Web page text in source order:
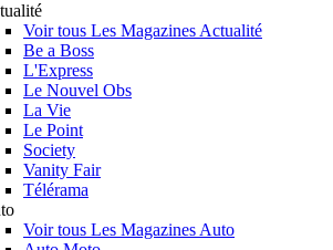
Voir tous Les Magazines Actualité
Be a Boss
L'Express
Le Nouvel Obs
La Vie
Le Point
Society
Vanity Fair
Télérama
Voir tous Les Magazines Auto